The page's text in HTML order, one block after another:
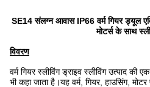
SE14 संलग्न आवास IP66 वर्म गियर ड्यूल
मोटर्स के साथ
विवरण
वर्म गियर स्लीविंग ड्राइव स्लीविंग उत्पाद
भी कहा जाता है।यह वर्म, गियर, हाउसिंग,